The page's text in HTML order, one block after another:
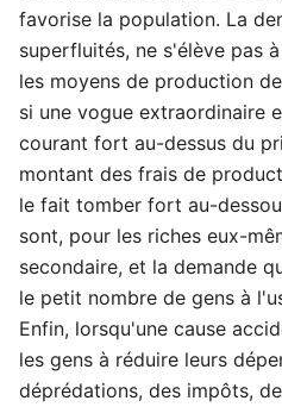
favorise la population. La
superfluités, ne s'élève pas
les moyens de production
si une vogue extraordinaire
courant fort au-dessus du
montant des frais de
le fait tomber fort au-
sont, pour les riches eux-
secondaire, et la demande
le petit nombre de gens à
Enfin, lorsqu'une cause
les gens à réduire leurs
déprédations, des impôts,